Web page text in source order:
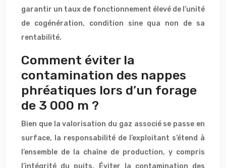
garantir un taux de fonctionnement élevé de l’unité
de cogénération, condition sine qua non de sa
rentabilité.
Comment éviter la
contamination des nappes
phréatiques lors d’un forage
de 3 000 m ?
Bien que la valorisation du gaz associé se passe en
surface, la responsabilité de l’exploitant s’étend à
l’ensemble de la chaîne de production, y compris
l’intégrité du puits. Éviter la contamination des